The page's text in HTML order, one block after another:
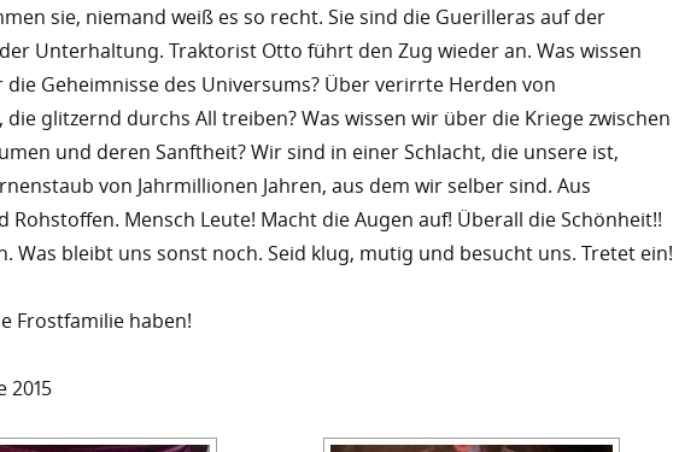
sie, niemand weiß es so recht. Sie sind die Guerilleras auf der
Unterhaltung. Traktorist Otto führt den Zug wieder an. Was wissen
Geheimnisse des Universums? Über verirrte Herden von
die glitzernd durchs All treiben? Was wissen wir über die Kriege zwischen
und deren Sanftheit? Wir sind in einer Schlacht, die unsere ist,
von Jahrmillionen Jahren, aus dem wir selber sind. Aus
Rohstoffen. Mensch Leute! Macht die Augen auf! Überall die Schönheit!!
Was bleibt uns sonst noch. Seid klug, mutig und besucht uns. Tretet ein!
Frostfamilie haben!
2015